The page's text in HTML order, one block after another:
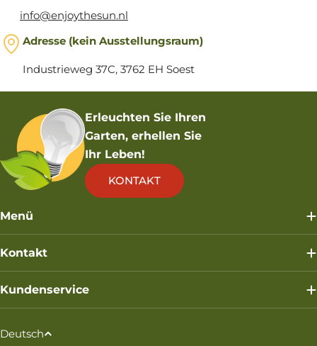
info@enjoythesun.nl
Adresse (kein Ausstellungsraum)
Industrieweg 37C, 3762 EH Soest
Erleuchten Sie Ihren
Garten, erhellen Sie
Ihr Leben!
KONTAKT
Menü
Kontakt
Kundenservice
S
Deutsch